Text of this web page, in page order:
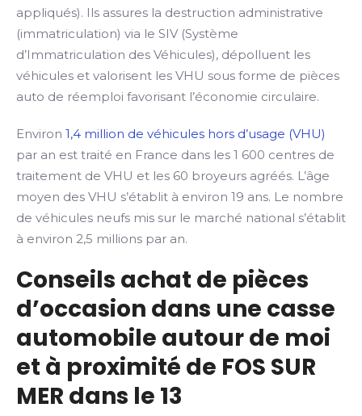
appliqués). Ils assures la destruction administrative
(immatriculation) via le SIV (Système
d’Immatriculation des Véhicules), dépolluent les
véhicules et valorisent les VHU sous forme de pièces
auto de réemploi favorisant l’économie circulaire.
Environ 1,4 million de véhicules hors d’usage (VHU)
par an est traité en France dans les 1 600 centres de
traitement de VHU et les 60 broyeurs agréés. L’âge
moyen des VHU s’établit à environ 19 ans. Le nombre
de véhicules neufs mis sur le marché national s’établit
à environ 2,5 millions par an.
Conseils achat de pièces
d’occasion dans une casse
automobile autour de moi
et à proximité de FOS SUR
MER dans le 13